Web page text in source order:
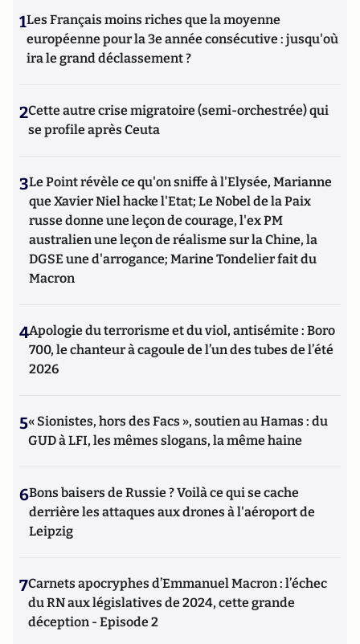
1Les Français moins riches que la moyenne
européenne pour la 3e année consécutive : jusqu'où
ira le grand déclassement ?
2Cette autre crise migratoire (semi-orchestrée) qui
se profile après Ceuta
3Le Point révèle ce qu'on sniffe à l'Elysée, Marianne
que Xavier Niel hacke l'Etat; Le Nobel de la Paix
russe donne une leçon de courage, l'ex PM
australien une leçon de réalisme sur la Chine, la
DGSE une d'arrogance; Marine Tondelier fait du
Macron
4Apologie du terrorisme et du viol, antisémite : Boro
700, le chanteur à cagoule de l’un des tubes de l’été
2026
5« Sionistes, hors des Facs », soutien au Hamas : du
GUD à LFI, les mêmes slogans, la même haine
6Bons baisers de Russie ? Voilà ce qui se cache
derrière les attaques aux drones à l'aéroport de
Leipzig
7Carnets apocryphes d’Emmanuel Macron : l’échec
du RN aux législatives de 2024, cette grande
déception - Episode 2